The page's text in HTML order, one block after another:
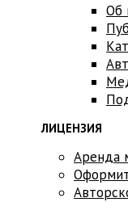
Об
ЛИЦЕНЗИЯ
Аренда